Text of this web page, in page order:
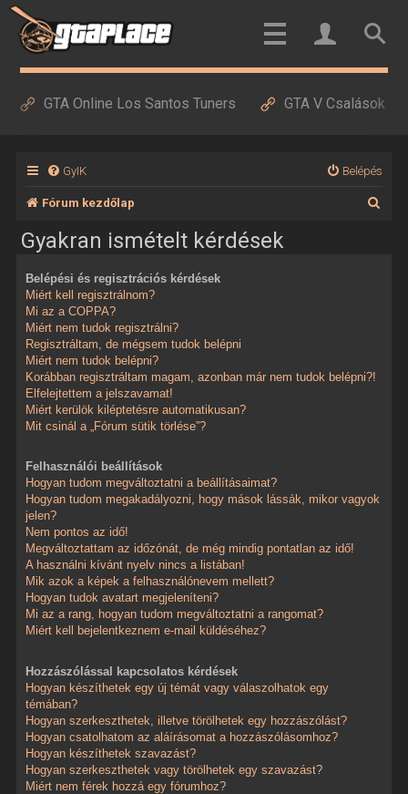
GTA Online Los Santos Tuners GTA V Csalások
GyIK Belépés
Fórum kezdőlap
Gyakran ismételt kérdések
Belépési és regisztrációs kérdések
Miért kell regisztrálnom?
Mi az a COPPA?
Miért nem tudok regisztrálni?
Regisztráltam, de mégsem tudok belépni
Miért nem tudok belépni?
Korábban regisztráltam magam, azonban már nem tudok belépni?!
Elfelejtettem a jelszavamat!
Miért kerülök kiléptetésre automatikusan?
Mit csinál a „Fórum sütik törlése”?
Felhasználói beállítások
Hogyan tudom megváltoztatni a beállításaimat?
Hogyan tudom megakadályozni, hogy mások lássák, mikor vagyok
jelen?
Nem pontos az idő!
Megváltoztattam az időzónát, de még mindig pontatlan az idő!
A használni kívánt nyelv nincs a listában!
Mik azok a képek a felhasználónevem mellett?
Hogyan tudok avatart megjeleníteni?
Mi az a rang, hogyan tudom megváltoztatni a rangomat?
Miért kell bejelentkeznem e-mail küldéséhez?
Hozzászólással kapcsolatos kérdések
Hogyan készíthetek egy új témát vagy válaszolhatok egy
témában?
Hogyan szerkeszthetek, illetve törölhetek egy hozzászólást?
Hogyan csatolhatom az aláírásomat a hozzászólásomhoz?
Hogyan készíthetek szavazást?
Hogyan szerkeszthetek vagy törölhetek egy szavazást?
Miért nem férek hozzá egy fórumhoz?